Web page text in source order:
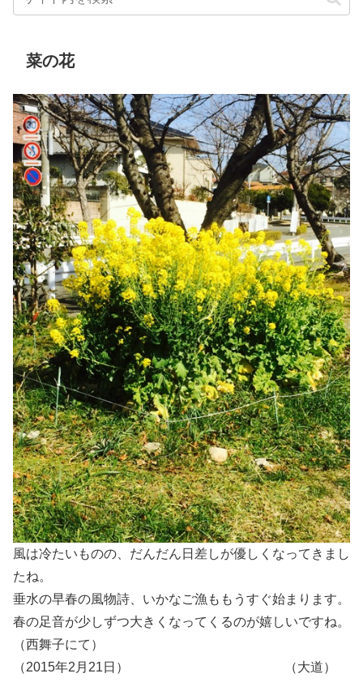
菜の花
風は冷たいものの、だんだん日差しが優しくなってきまし
たね。
垂水の早春の風物詩、いかなご漁ももうすぐ始まります。
春の足音が少しずつ大きくなってくるのが嬉しいですね。
（西舞子にて）
（2015年2月21日） （大道）